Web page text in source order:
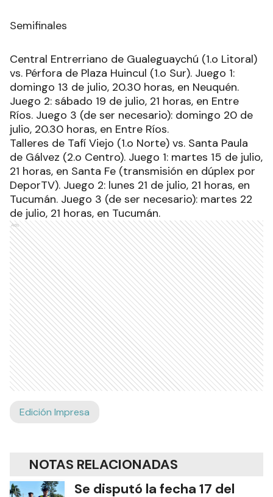
Semifinales
Central Entrerriano de Gualeguaychú (1.o Litoral)
vs. Pérfora de Plaza Huincul (1.o Sur). Juego 1:
domingo 13 de julio, 20.30 horas, en Neuquén.
Juego 2: sábado 19 de julio, 21 horas, en Entre
Ríos. Juego 3 (de ser necesario): domingo 20 de
julio, 20.30 horas, en Entre Ríos.
Talleres de Tafí Viejo (1.o Norte) vs. Santa Paula
de Gálvez (2.o Centro). Juego 1: martes 15 de julio,
21 horas, en Santa Fe (transmisión en dúplex por
DeporTV). Juego 2: lunes 21 de julio, 21 horas, en
Tucumán. Juego 3 (de ser necesario): martes 22
de julio, 21 horas, en Tucumán.
Ads
Edición Impresa
NOTAS RELACIONADAS
Se disputó la fecha 17 del